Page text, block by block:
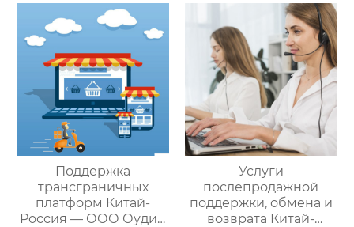
посреднических
закупок Китай-Россия:
комплексное
решение ваших
трансграничных задач
международными
цепями поставок
Поддержка
трансграничных
платформ Китай-
Россия — ООО Оудин
Услуги
послепродажной
поддержки, обмена и
возврата Китай-